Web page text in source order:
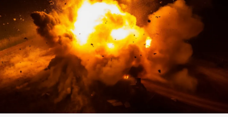
ПОИСК ПО САЙТУ